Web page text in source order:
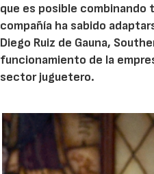
que es posible
compañía ha sabido
Diego Ruiz de Gauna,
funcionamiento de la
sector juguetero.